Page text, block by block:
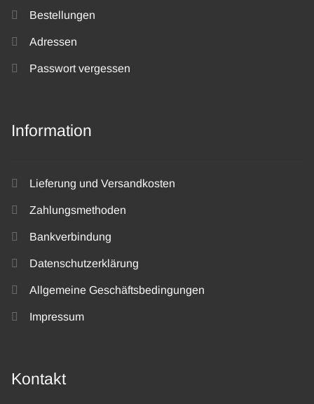
Bestellungen
Adressen
Passwort vergessen
Information
Lieferung und Versandkosten
Zahlungsmethoden
Bankverbindung
Datenschutzerklärung
Allgemeine Geschäftsbedingungen
Impressum
Kontakt